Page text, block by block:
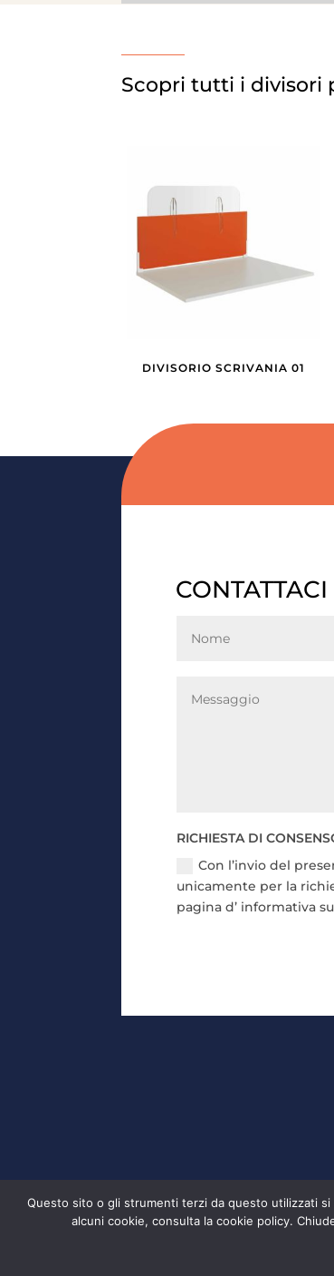
Scopri tutti i divisori
DIVISORIO SCRIVANIA 01
CONTATTACI
RICHIESTA DI
Con l’invio del
unicamente per la
pagina d’ informativa
Ofx design - P. Iva 12838860018
Questo sito o gli strumenti terzi da questo utilizzati
alcuni cookie, consulta la cookie policy.